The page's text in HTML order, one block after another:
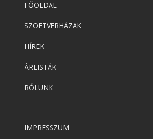
FŐOLDAL
SZOFTVERHÁZAK
HÍREK
ÁRLISTÁK
RÓLUNK
IMPRESSZUM